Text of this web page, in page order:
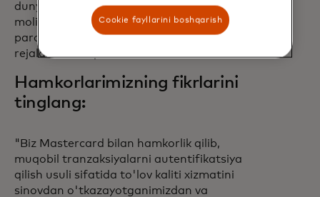
dunyo bo'ylab ko'proq iste'molchilar va
moliya institutlariga Mastercard to'lov
parolini kiritish xizmatini joriy etishni
rejalashtirmoqda.
Hamkorlarimizning fikrlarini
tinglang:
"Biz Mastercard bilan hamkorlik qilib,
muqobil tranzaksiyalarni autentifikatsiya
qilish usuli sifatida to'lov kaliti xizmatini
sinovdan o'tkazayotganimizdan va
Cookie fayllarini boshqarish